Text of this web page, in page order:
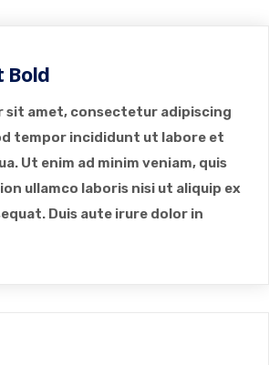
Bold
sit amet, consectetur adipiscing
tempor incididunt ut labore et
Ut enim ad minim veniam, quis
ullamco laboris nisi ut aliquip ex
Duis aute irure dolor in